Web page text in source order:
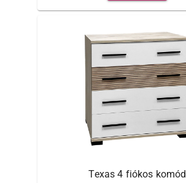
Texas 4 fiókos komód